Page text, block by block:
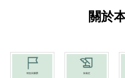
關於